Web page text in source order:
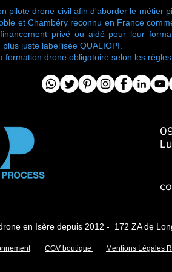
pilote drone civil afin d'aborder le métier
et Chambéry reconnu en France
financement privé ou aidépour leur
juste labellisée QUALIOPI.
drone obligatoire selon les règles
en Isère depuis 2012 - 172 ZA de
CGV boutique Mentions Légales